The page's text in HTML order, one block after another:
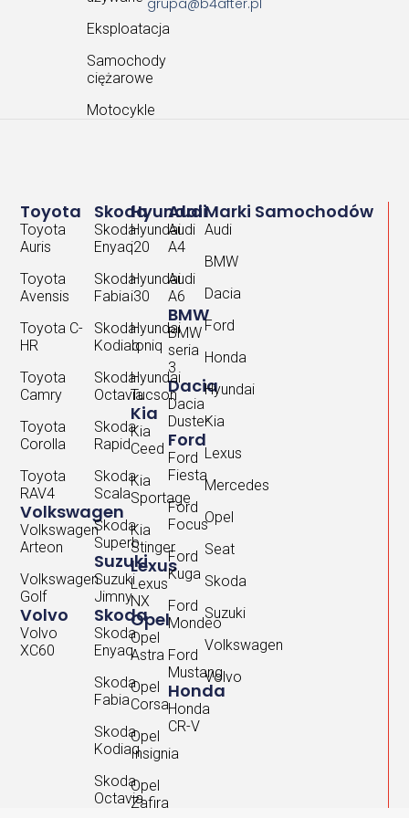
Eksploatacja
Samochody
ciężarowe
Motocykle
Marki Samochodów
Audi
BMW
Dacia
Ford
Honda
Hyundai
Kia
Lexus
Mercedes
Opel
Seat
Skoda
Suzuki
Volkswagen
Volvo
Audi
Audi
A4
Audi
A6
BMW
BMW
seria
3
Dacia
Dacia
Duster
Ford
Ford
Fiesta
Ford
Focus
Ford
Kuga
Ford
Mondeo
Ford
Mustang
Honda
Honda
CR-V
Hyundai
Hyundai
i20
Hyundai
i30
Hyundai
Ioniq
Hyundai
Tucson
Kia
Kia
Ceed
Kia
Sportage
Kia
Stinger
Lexus
Lexus
NX
Opel
Opel
Astra
Opel
Corsa
Opel
Insignia
Opel
Zafira
Skoda
Skoda
Enyaq
Skoda
Fabia
Skoda
Kodiaq
Skoda
Octavia
Skoda
Rapid
Skoda
Scala
Skoda
Superb
Suzuki
Suzuki
Jimny
Skoda
Skoda
Enyaq
Skoda
Fabia
Skoda
Kodiaq
Skoda
Octavia
Toyota
Toyota
Auris
Toyota
Avensis
Toyota C-
HR
Toyota
Camry
Toyota
Corolla
Toyota
RAV4
Volkswagen
Volkswagen
Arteon
Volkswagen
Golf
Volvo
Volvo
XC60